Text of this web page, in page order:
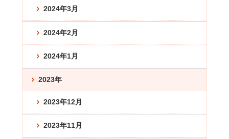
2024年3月
2024年2月
2024年1月
2023年
2023年12月
2023年11月